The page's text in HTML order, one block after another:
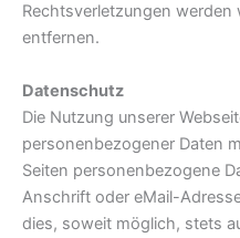
Rechtsverletzungen
entfernen.
Datenschutz
Die Nutzung unserer
personenbezogener Daten
Seiten personenbezogene
Anschrift oder eMail-
dies, soweit möglich, stets